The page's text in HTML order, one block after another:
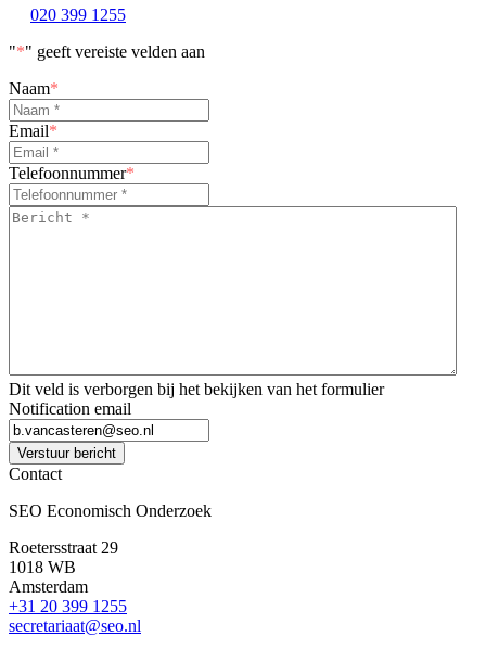
020 399 1255
"*" geeft vereiste velden aan
Naam*
Email*
Telefoonnummer*
Bericht
Dit veld is verborgen bij het bekijken van het formulier
Notification email
Verstuur bericht
Contact
SEO Economisch Onderzoek
Roetersstraat 29
1018 WB
Amsterdam
+31 20 399 1255
secretariaat@seo.nl